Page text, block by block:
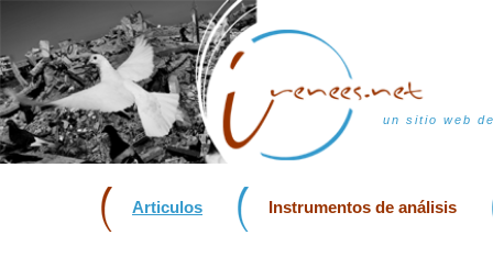
un sitio web
Articulos Instrumentos de análisis